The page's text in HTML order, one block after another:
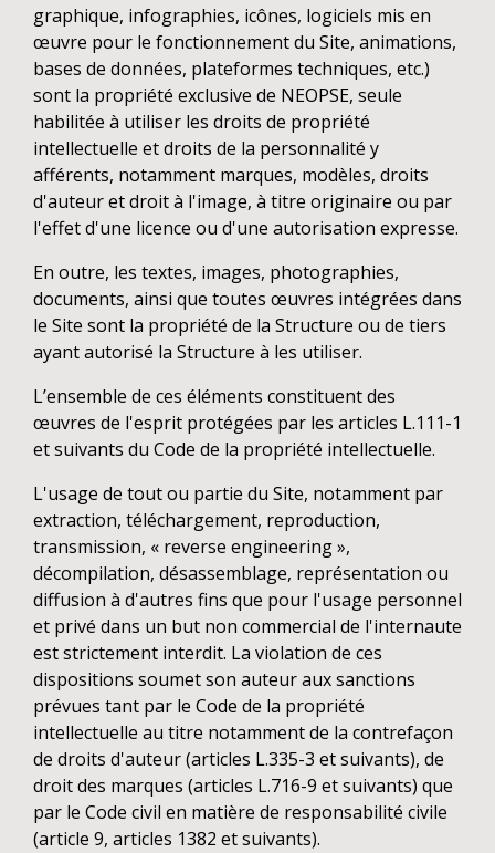
graphique, infographies, icônes, logiciels mis en
œuvre pour le fonctionnement du Site, animations,
bases de données, plateformes techniques, etc.)
sont la propriété exclusive de NEOPSE, seule
habilitée à utiliser les droits de propriété
intellectuelle et droits de la personnalité y
afférents, notamment marques, modèles, droits
d'auteur et droit à l'image, à titre originaire ou par
l'effet d'une licence ou d'une autorisation expresse.
En outre, les textes, images, photographies,
documents, ainsi que toutes œuvres intégrées dans
le Site sont la propriété de la Structure ou de tiers
ayant autorisé la Structure à les utiliser.
L’ensemble de ces éléments constituent des
œuvres de l'esprit protégées par les articles L.111-1
et suivants du Code de la propriété intellectuelle.
L'usage de tout ou partie du Site, notamment par
extraction, téléchargement, reproduction,
transmission, « reverse engineering »,
décompilation, désassemblage, représentation ou
diffusion à d'autres fins que pour l'usage personnel
et privé dans un but non commercial de l'internaute
est strictement interdit. La violation de ces
dispositions soumet son auteur aux sanctions
prévues tant par le Code de la propriété
intellectuelle au titre notamment de la contrefaçon
de droits d'auteur (articles L.335-3 et suivants), de
droit des marques (articles L.716-9 et suivants) que
par le Code civil en matière de responsabilité civile
(article 9, articles 1382 et suivants).